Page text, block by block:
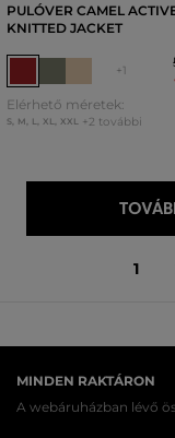
PULÓVER CAMEL
KNITTED JACKET
+1
Elérhető méretek:
S, M, L, XL, XXL +2 további
1
MINDEN RAKTÁRON
A webáruházban lévő